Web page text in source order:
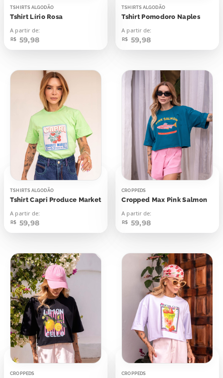
TSHIRTS ALGODÃO
Tshirt Lírio Rosa
A partir de:
R$ 59,98
TSHIRTS ALGODÃO
Tshirt Pomodoro Naples
A partir de:
R$ 59,98
TSHIRTS ALGODÃO
Tshirt Capri Produce Market
A partir de:
R$ 59,98
CROPPEDS
Cropped Max Pink Salmon
A partir de:
R$ 59,98
CROPPEDS CROPPEDS